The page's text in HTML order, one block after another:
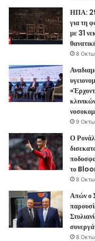
ΗΠΑ:
για τη
με 31
8
9
Ο
το
8
Απών ο
8